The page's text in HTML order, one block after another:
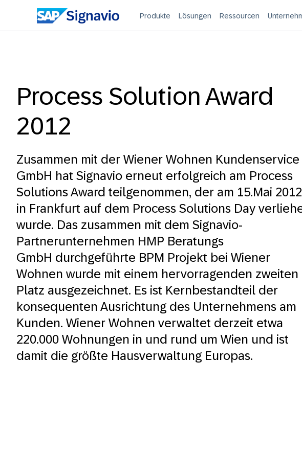
Produkte Lösungen Ressourcen
Process Solution Award
2012
Zusammen mit der Wiener Wohnen Kundenservice
GmbH hat Signavio erneut erfolgreich am Process
Solutions Award teilgenommen, der am 15.Mai 2012
in Frankfurt auf dem Process Solutions Day
wurde. Das zusammen mit dem Signavio-
Partnerunternehmen HMP Beratungs
GmbH durchgeführte BPM Projekt bei Wiener
Wohnen wurde mit einem hervorragenden zweiten
Platz ausgezeichnet. Es ist Kernbestandteil der
konsequenten Ausrichtung des Unternehmens am
Kunden. Wiener Wohnen verwaltet derzeit etwa
220.000 Wohnungen in und rund um Wien und ist
damit die größte Hausverwaltung Europas.